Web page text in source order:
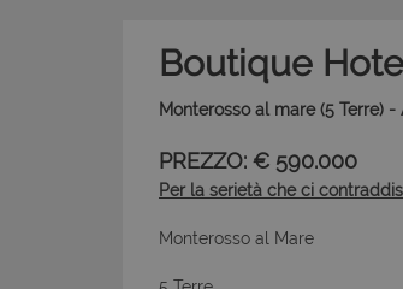
Boutique
Monterosso al mare (5 Terre)
PREZZO: € 590.000
Per la serietà che ci
Monterosso al Mare